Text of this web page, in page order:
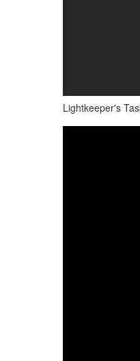
Lightkeeper's